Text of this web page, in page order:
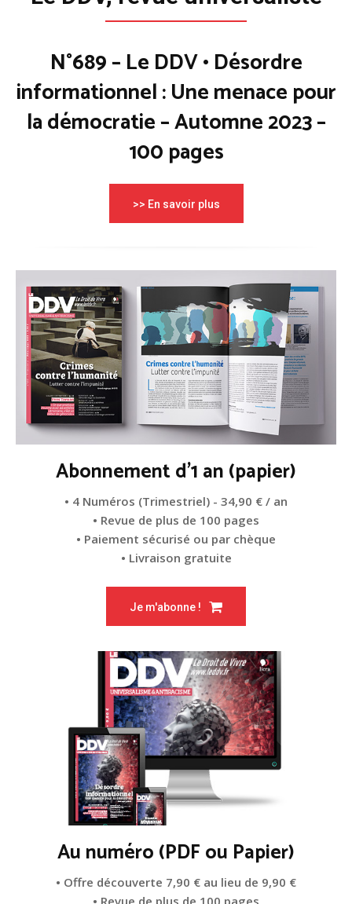
N°689 – Le DDV • Désordre
informationnel : Une menace pour
la démocratie – Automne 2023 –
100 pages
>> En savoir plus
Abonnement d'1 an (papier)
• 4 Numéros (Trimestriel) - 34,90 € / an
• Revue de plus de 100 pages
• Paiement sécurisé ou par chèque
• Livraison gratuite
Je m'abonne !
Au numéro (PDF ou Papier)
• Offre découverte 7,90 € au lieu de 9,90 €
• Revue de plus de 100 pages